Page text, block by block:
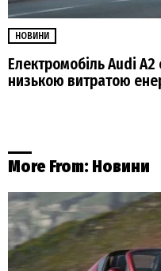
НОВИНИ
Електромобіль Audi
низькою витратою
More From: Новини